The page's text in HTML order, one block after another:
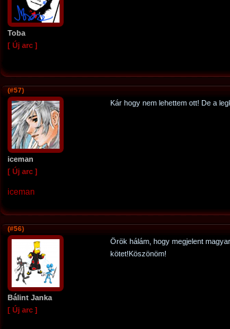
Toba
[ Új arc ]
(#57)
iceman
[ Új arc ]
Kár hogy nem lehettem ott! De a
iceman
(#56)
Bálint Janka
[ Új arc ]
Örök hálám, hogy megjelent
kötet!Köszönöm!